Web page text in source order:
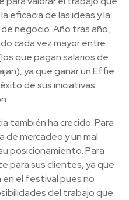
eficacia de las ideas y la
negocio. Año tras año,
cada vez mayor entre
que pagan salarios de
ya que ganar un Effie
de sus iniciativas
también ha crecido. Para
mercadeo y un mal
posicionamiento. Para
para sus clientes, ya que
en el festival pues no
del trabajo que